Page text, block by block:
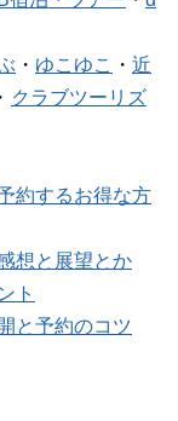
・ ゆこゆこ ・ 近
クラブツーリズ
約するお得な方
想と展望とか
ト
と予約のコツ